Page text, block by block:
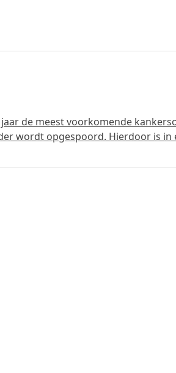
de meest voorkomende
wordt opgespoord. Hierdoor is in